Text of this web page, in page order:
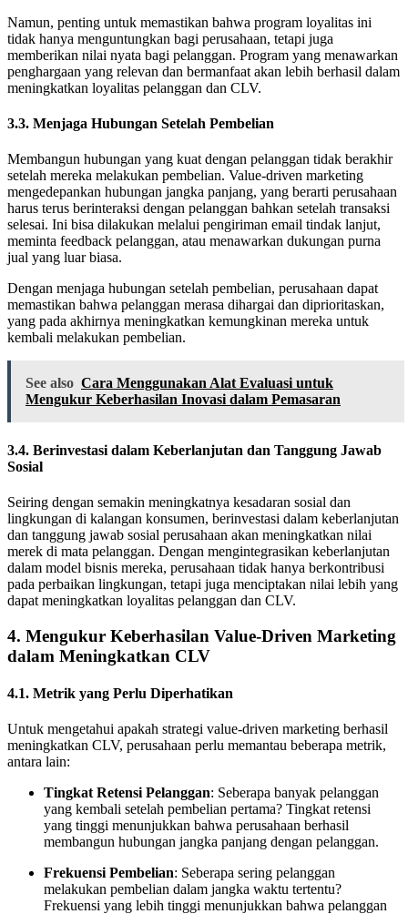
Namun, penting untuk memastikan bahwa program loyalitas ini
tidak hanya menguntungkan bagi perusahaan, tetapi juga
memberikan nilai nyata bagi pelanggan. Program yang menawarkan
penghargaan yang relevan dan bermanfaat akan lebih berhasil dalam
meningkatkan loyalitas pelanggan dan CLV.
3.3. Menjaga Hubungan Setelah Pembelian
Membangun hubungan yang kuat dengan pelanggan tidak berakhir
setelah mereka melakukan pembelian. Value-driven marketing
mengedepankan hubungan jangka panjang, yang berarti perusahaan
harus terus berinteraksi dengan pelanggan bahkan setelah transaksi
selesai. Ini bisa dilakukan melalui pengiriman email tindak lanjut,
meminta feedback pelanggan, atau menawarkan dukungan purna
jual yang luar biasa.
Dengan menjaga hubungan setelah pembelian, perusahaan dapat
memastikan bahwa pelanggan merasa dihargai dan diprioritaskan,
yang pada akhirnya meningkatkan kemungkinan mereka untuk
kembali melakukan pembelian.
See also Cara Menggunakan Alat Evaluasi untuk
Mengukur Keberhasilan Inovasi dalam Pemasaran
3.4. Berinvestasi dalam Keberlanjutan dan Tanggung Jawab
Sosial
Seiring dengan semakin meningkatnya kesadaran sosial dan
lingkungan di kalangan konsumen, berinvestasi dalam keberlanjutan
dan tanggung jawab sosial perusahaan akan meningkatkan nilai
merek di mata pelanggan. Dengan mengintegrasikan keberlanjutan
dalam model bisnis mereka, perusahaan tidak hanya berkontribusi
pada perbaikan lingkungan, tetapi juga menciptakan nilai lebih yang
dapat meningkatkan loyalitas pelanggan dan CLV.
4. Mengukur Keberhasilan Value-Driven Marketing
dalam Meningkatkan CLV
4.1. Metrik yang Perlu Diperhatikan
Untuk mengetahui apakah strategi value-driven marketing berhasil
meningkatkan CLV, perusahaan perlu memantau beberapa metrik,
antara lain:
Tingkat Retensi Pelanggan: Seberapa banyak pelanggan
yang kembali setelah pembelian pertama? Tingkat retensi
yang tinggi menunjukkan bahwa perusahaan berhasil
membangun hubungan jangka panjang dengan pelanggan.
Frekuensi Pembelian: Seberapa sering pelanggan
melakukan pembelian dalam jangka waktu tertentu?
Frekuensi yang lebih tinggi menunjukkan bahwa pelanggan